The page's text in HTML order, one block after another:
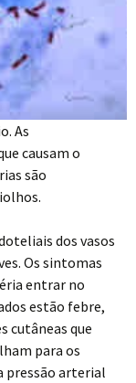
As
causam o
são
dos vasos
Os sintomas
entrar no
estão febre,
cutâneas que
para os
pressão arterial